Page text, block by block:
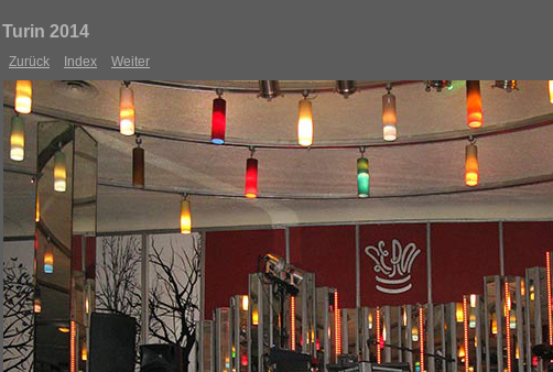
Turin 2014
Zurück Index Weiter